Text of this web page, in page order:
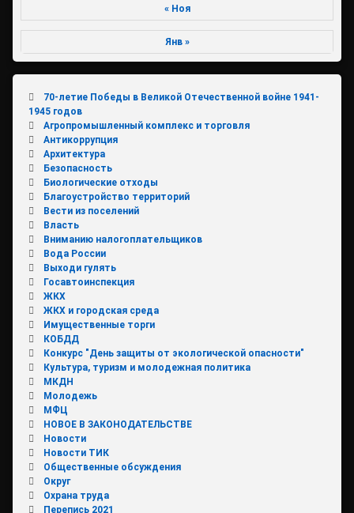
« Ноя
Янв »
70-летие Победы в Великой Отечественной войне 1941-
1945 годов
Агропромышленный комплекс и торговля
Антикоррупция
Архитектура
Безопасность
Биологические отходы
Благоустройство территорий
Вести из поселений
Власть
Вниманию налогоплательщиков
Вода России
Выходи гулять
Госавтоинспекция
ЖКХ
ЖКХ и городская среда
Имущественные торги
КОБДД
Конкурс "День защиты от экологической опасности"
Культура, туризм и молодежная политика
МКДН
Молодежь
МФЦ
НОВОЕ В ЗАКОНОДАТЕЛЬСТВЕ
Новости
Новости ТИК
Общественные обсуждения
Округ
Охрана труда
Перепись 2021